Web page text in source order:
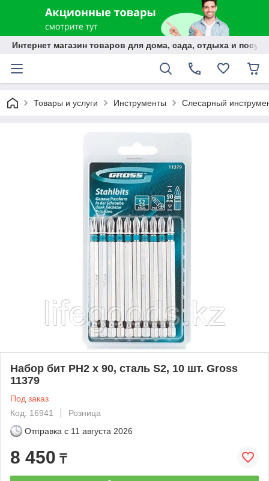
Интернет магазин товаров для дома, сада, отдыха и
Товары и услуги Инструменты Слесарный
Набор бит РН2 х 90, сталь S2, 10 шт. Gross
11379
Под заказ
Код: 16941
Розница
Отправка с 11 августа 2026
8 450 ₸